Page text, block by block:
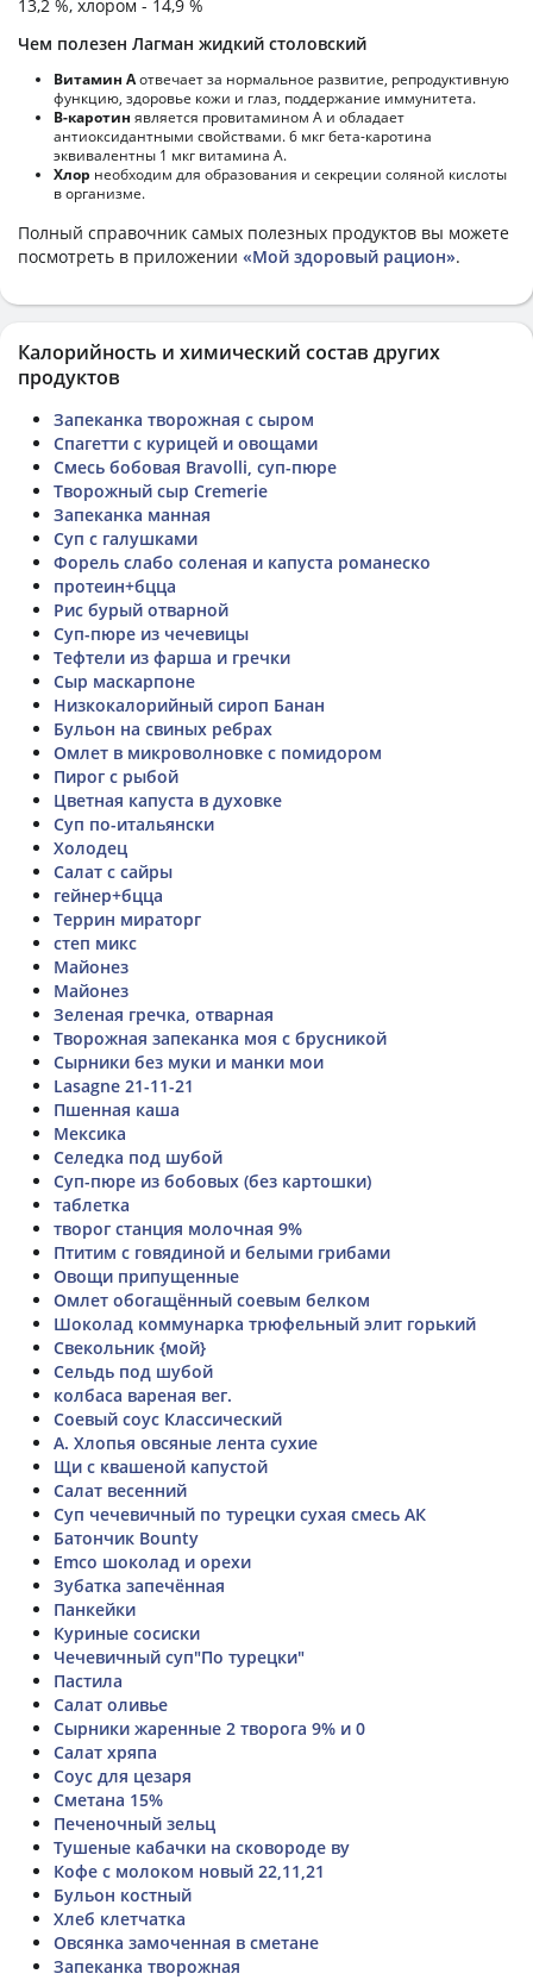
13,2 %, хлором - 14,9 %
Чем полезен Лагман жидкий столовский
Витамин Аотвечает за нормальное развитие, репродуктивную
функцию, здоровье кожи и глаз, поддержание иммунитета.
В-каротин является провитамином А и обладает
антиоксидантными свойствами. 6 мкг бета-каротина
эквивалентны 1 мкг витамина А.
Хлор необходим для образования и секреции соляной кислоты
в организме.
Полный справочник самых полезных продуктов вы можете
посмотреть в приложении «Мой здоровый рацион».
Калорийность и химический состав других
продуктов
Запеканка творожная с сыром
Спагетти с курицей и овощами
Смесь бобовая Bravolli, суп-пюре
Творожный сыр Cremerie
Запеканка манная
Суп с галушками
Форель слабо соленая и капуста романеско
протеин+бцца
Рис бурый отварной
Суп-пюре из чечевицы
Тефтели из фарша и гречки
Сыр маскарпоне
Низкокалорийный сироп Банан
Бульон на свиных ребрах
Омлет в микроволновке с помидором
Пирог с рыбой
Цветная капуста в духовке
Суп по-итальянски
Холодец
Салат с сайры
гейнер+бцца
Террин мираторг
степ микс
Майонез
Майонез
Зеленая гречка, отварная
Творожная запеканка моя с брусникой
Сырники без муки и манки мои
Lasagne 21-11-21
Пшенная каша
Мексика
Селедка под шубой
Суп-пюре из бобовых (без картошки)
таблетка
творог станция молочная 9%
Птитим с говядиной и белыми грибами
Овощи припущенные
Омлет обогащённый соевым белком
Шоколад коммунарка трюфельный элит горький
Свекольник {мой}
Сельдь под шубой
колбаса вареная вег.
Соевый соус Классический
А. Хлопья овсяные лента сухие
Щи с квашеной капустой
Салат весенний
Суп чечевичный по турецки сухая смесь АК
Батончик Bounty
Emco шоколад и орехи
Зубатка запечённая
Панкейки
Куриные сосиски
Чечевичный суп"По турецки"
Пастила
Салат оливье
Сырники жаренные 2 творога 9% и 0
Салат хряпа
Соус для цезаря
Сметана 15%
Печеночный зельц
Тушеные кабачки на сковороде ву
Кофе с молоком новый 22,11,21
Бульон костный
Хлеб клетчатка
Овсянка замоченная в сметане
Запеканка творожная